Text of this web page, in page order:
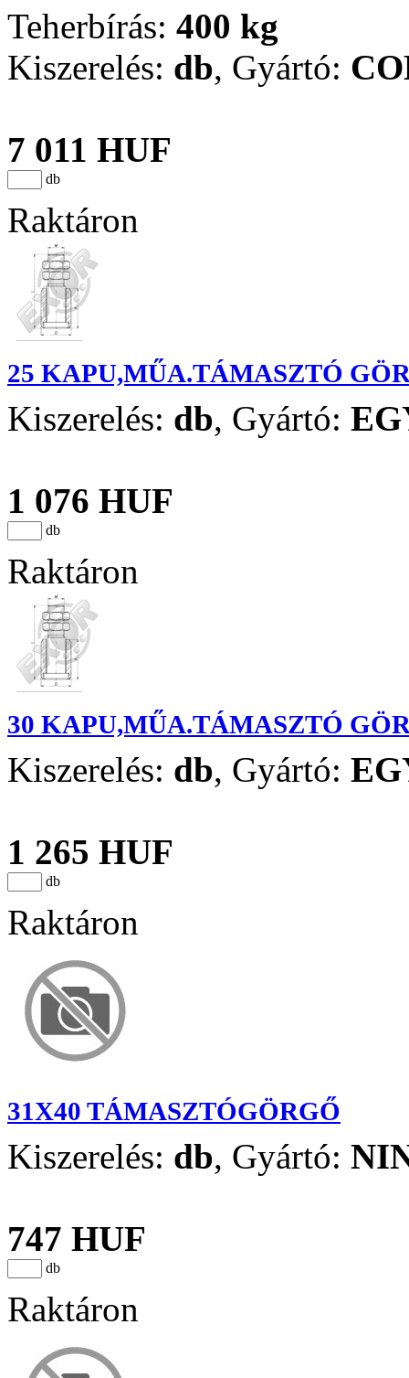
Teherbírás: 400 kg
Kiszerelés: db, Gyártó:
7 011 HUF
db
Raktáron
25 KAPU,MŰA.TÁMASZTÓ
Kiszerelés: db, Gyártó:
1 076 HUF
db
Raktáron
30 KAPU,MŰA.TÁMASZTÓ
Kiszerelés: db, Gyártó:
1 265 HUF
db
Raktáron
31X40 TÁMASZTÓGÖRGŐ
Kiszerelés: db, Gyártó:
747 HUF
db
Raktáron